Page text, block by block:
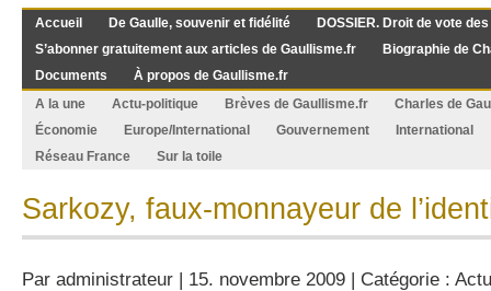
Accueil De Gaulle, souvenir et fidélité
DOSSIER. Droit de vote
S’abonner gratuitement aux articles de Gaullisme.fr
Biographie de
Documents
À propos de Gaullisme.fr
A la une
Actu-politique Brèves de Gaullisme.fr
Charles de
Économie
Europe/International Gouvernement
International
Réseau France
Sur la toile
Sarkozy, faux-monnayeur de
Par administrateur | 15. novembre 2009 | Catégorie :